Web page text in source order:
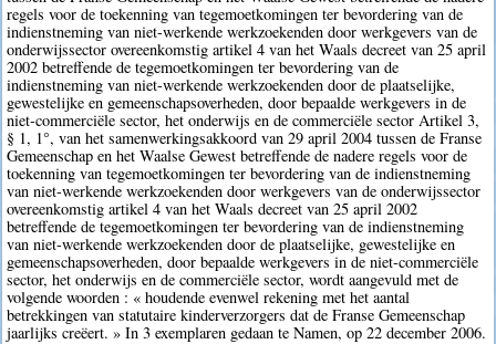
regels voor de toekenning van tegemoetkomingen ter bevordering van de
indienstneming van niet-werkende werkzoekenden door werkgevers van de
onderwijssector overeenkomstig artikel 4 van het Waals decreet van 25 april
2002 betreffende de tegemoetkomingen ter bevordering van de
indienstneming van niet-werkende werkzoekenden door de plaatselijke,
gewestelijke en gemeenschapsoverheden, door bepaalde werkgevers in de
niet-commerciële sector, het onderwijs en de commerciële sector Artikel 3,
§ 1, 1°, van het samenwerkingsakkoord van 29 april 2004 tussen de Franse
Gemeenschap en het Waalse Gewest betreffende de nadere regels voor de
toekenning van tegemoetkomingen ter bevordering van de indienstneming
van niet-werkende werkzoekenden door werkgevers van de onderwijssector
overeenkomstig artikel 4 van het Waals decreet van 25 april 2002
betreffende de tegemoetkomingen ter bevordering van de indienstneming
van niet-werkende werkzoekenden door de plaatselijke, gewestelijke en
gemeenschapsoverheden, door bepaalde werkgevers in de niet-commerciële
sector, het onderwijs en de commerciële sector, wordt aangevuld met de
volgende woorden : « houdende evenwel rekening met het aantal
betrekkingen van statutaire kinderverzorgers dat de Franse Gemeenschap
jaarlijks creëert. » In 3 exemplaren gedaan te Namen, op 22 december 2006.